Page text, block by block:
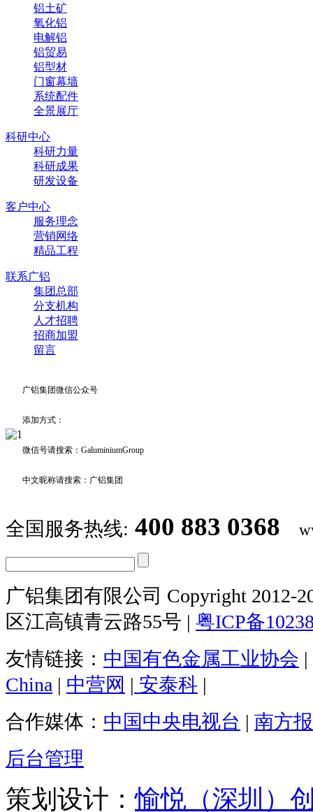
铝土矿
氧化铝
电解铝
铝贸易
铝型材
门窗幕墙
系统配件
全景展厅
科研中心
科研力量
科研成果
研发设备
客户中心
服务理念
营销网络
精品工程
联系广铝
集团总部
分支机构
人才招聘
招商加盟
留言
广铝集团微信公众号
添加方式：
微信号请搜索：GaluminiumGroup
中文昵称请搜索：广铝集团
全国服务热线: 400 883 0368
广铝集团有限公司 Copyright 2012-
区江高镇青云路55号 | 粤ICP备
友情链接： 中国有色金属工业协会 |
China | 中营网 | 安泰科 |
合作媒体： 中国中央电视台 | 南方
后台管理
策划设计：愉悦（深圳）